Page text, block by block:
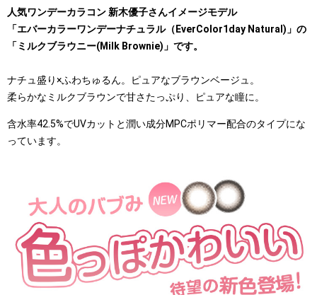
人気ワンデーカラコン 新木優子さんイメージモデル
「エバーカラーワンデーナチュラル（EverColor1day Natural)」の
「ミルクブラウニー(Milk Brownie)」です。
ナチュ盛り×ふわちゅるん。ピュアなブラウンベージュ。
柔らかなミルクブラウンで甘さたっぷり、ピュアな瞳に。
含水率42.5%でUVカットと潤い成分MPCポリマー配合のタイプにな
っています。